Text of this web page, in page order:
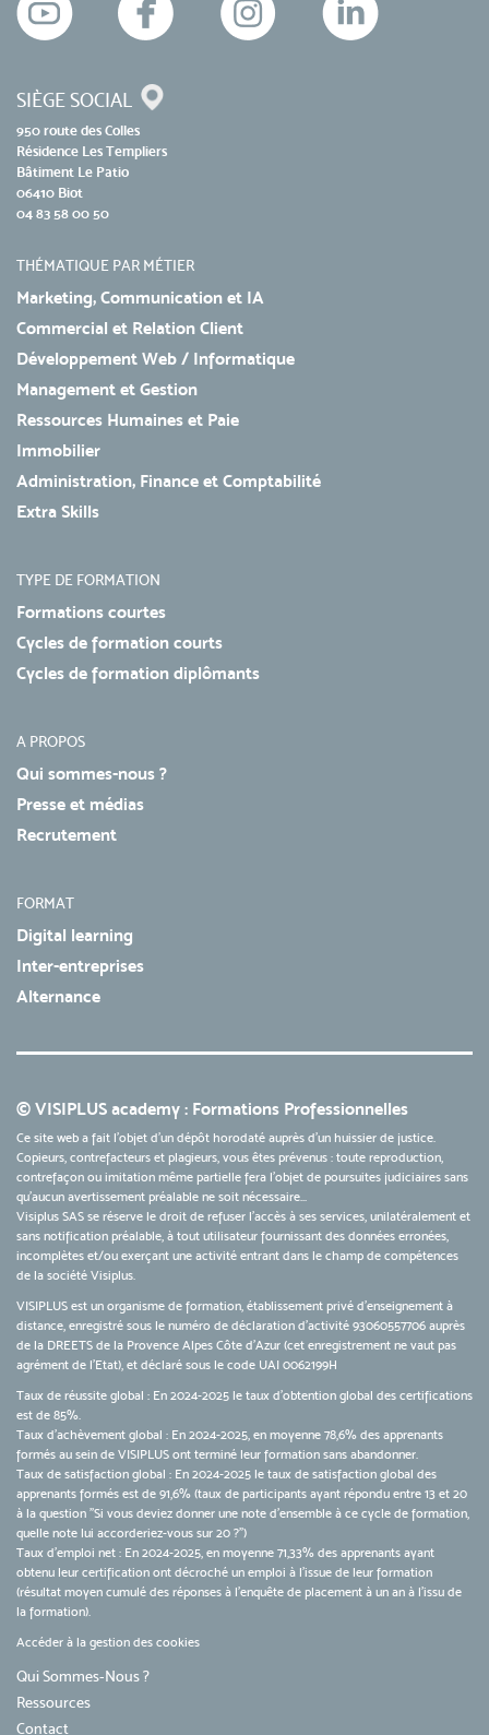
SIÈGE SOCIAL
950 route des Colles
Résidence Les Templiers
Bâtiment Le Patio
06410 Biot
04 83 58 00 50
THÉMATIQUE PAR MÉTIER
Marketing, Communication et IA
Commercial et Relation Client
Développement Web / Informatique
Management et Gestion
Ressources Humaines et Paie
Immobilier
Administration, Finance et Comptabilité
Extra Skills
TYPE DE FORMATION
Formations courtes
Cycles de formation courts
Cycles de formation diplômants
A PROPOS
Qui sommes-nous ?
Presse et médias
Recrutement
FORMAT
Digital learning
Inter-entreprises
Alternance
© VISIPLUS academy : Formations Professionnelles
Ce site web a fait l'objet d'un dépôt horodaté auprès d'un huissier de justice.
Copieurs, contrefacteurs et plagieurs, vous êtes prévenus : toute reproduction,
contrefaçon ou imitation même partielle fera l'objet de poursuites judiciaires sans
qu’aucun avertissement préalable ne soit nécessaire...
Visiplus SAS se réserve le droit de refuser l'accès à ses services, unilatéralement et
sans notification préalable, à tout utilisateur fournissant des données erronées,
incomplètes et/ou exerçant une activité entrant dans le champ de compétences
de la société Visiplus.
VISIPLUS est un organisme de formation, établissement privé d’enseignement à
distance, enregistré sous le numéro de déclaration d’activité 93060557706 auprès
de la DREETS de la Provence Alpes Côte d’Azur (cet enregistrement ne vaut pas
agrément de l’Etat), et déclaré sous le code UAI 0062199H
Taux de réussite global : En 2024-2025 le taux d'obtention global des certifications
est de 85%.
Taux d’achèvement global : En 2024-2025, en moyenne 78,6% des apprenants
formés au sein de VISIPLUS ont terminé leur formation sans abandonner.
Taux de satisfaction global : En 2024-2025 le taux de satisfaction global des
apprenants formés est de 91,6% (taux de participants ayant répondu entre 13 et 20
à la question "Si vous deviez donner une note d’ensemble à ce cycle de formation,
quelle note lui accorderiez-vous sur 20 ?")
Taux d’emploi net : En 2024-2025, en moyenne 71,33% des apprenants ayant
obtenu leur certification ont décroché un emploi à l'issue de leur formation
(résultat moyen cumulé des réponses à l'enquête de placement à un an à l'issu de
la formation).
Accéder à la gestion des cookies
Qui Sommes-Nous ?
Ressources
Contact